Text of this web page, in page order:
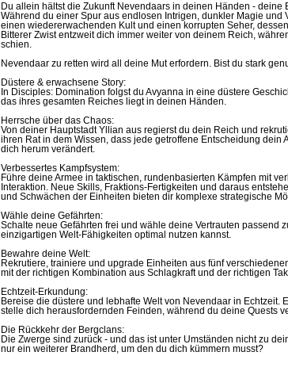
Du allein hältst die Zukunft Nevendaars in deinen Händen -
Während du einer Spur aus endlosen Intrigen, dunkler Magie
einen wiedererwachenden Kult und einen korrupten Seher,
Bitterer Zwist entzweit dich immer weiter von deinem Reich,
schien.
Nevendaar zu retten wird all deine Mut erfordern. Bist du stark
Düstere & erwachsene Story:
In Disciples: Domination folgst du Avyanna in eine düstere
das ihres gesamten Reiches liegt in deinen Händen.
Herrsche über das Chaos:
Von deiner Hauptstadt Yllian aus regierst du dein Reich und
ihren Rat in dem Wissen, dass jede getroffene Entscheidung
dich herum verändert.
Verbessertes Kampfsystem:
Führe deine Armee in taktischen, rundenbasierten Kämpfen mit
Interaktion. Neue Skills, Fraktions-Fertigkeiten und daraus
und Schwächen der Einheiten bieten dir komplexe strategische
Wähle deine Gefährten:
Schalte neue Gefährten frei und wähle deine Vertrauten passend
einzigartigen Welt-Fähigkeiten optimal nutzen kannst.
Bewahre deine Welt:
Rekrutiere, trainiere und upgrade Einheiten aus fünf
mit der richtigen Kombination aus Schlagkraft und der richtigen
Echtzeit-Erkundung:
Bereise die düstere und lebhafte Welt von Nevendaar in
stelle dich herausfordernden Feinden, während du deine Quests
Die Rückkehr der Bergclans:
Die Zwerge sind zurück - und das ist unter Umständen nicht zu
nur ein weiterer Brandherd, um den du dich kümmern musst?